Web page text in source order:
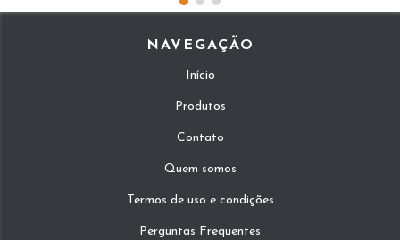
NAVEGAÇÃO
Início
Produtos
Contato
Quem somos
Termos de uso e condições
Perguntas Frequentes